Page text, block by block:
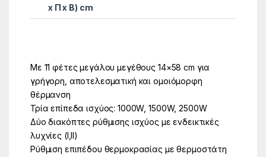
x Π x Β) cm
Με 11 φέτες μεγάλου μεγέθους 14×58 cm για
γρήγορη, αποτελεσματική και ομοιόμορφη
θέρμανση
Τρία επίπεδα ισχύος: 1000W, 1500W, 2500W
Δύο διακόπτες ρύθμισης ισχύος με ενδεικτικές
λυχνίες (I,II)
Ρύθμιση επιπέδου θερμοκρασίας με θερμοστάτη